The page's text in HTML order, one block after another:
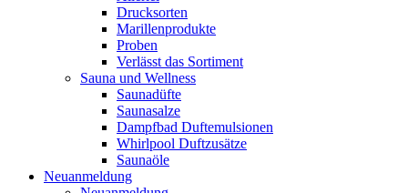
Drucksorten
Marillenprodukte
Proben
Verlässt das Sortiment
Sauna und Wellness
Saunadüfte
Saunasalze
Dampfbad Duftemulsionen
Whirlpool Duftzusätze
Saunaöle
Neuanmeldung